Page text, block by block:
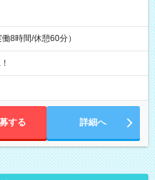
8時間/休憩60分）
する 詳細へ